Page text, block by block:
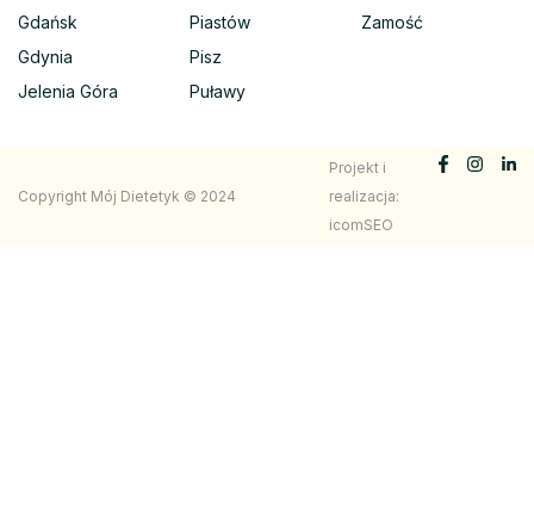
Gdańsk
Gdynia
Jelenia Góra
Piastów
Pisz
Puławy
Zamość
Copyright Mój Dietetyk © 2024
Projekt i
realizacja:
icomSEO